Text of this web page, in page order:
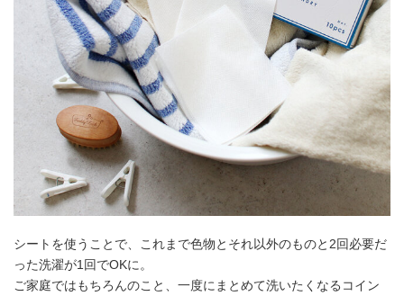
シートを使うことで、これまで色物とそれ以外のものと2回必要だ
った洗濯が1回でOKに。
ご家庭ではもちろんのこと、一度にまとめて洗いたくなるコイン